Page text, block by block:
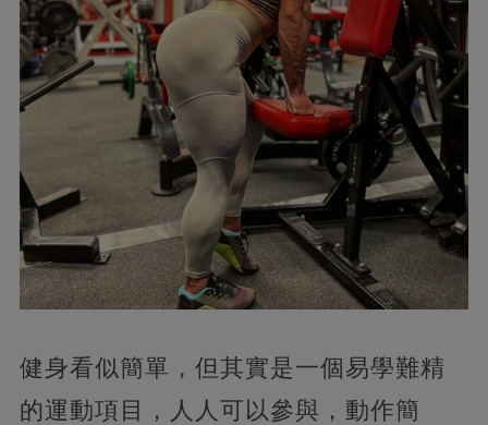
健身看似簡單，但其實是一個易學難精
的運動項目，人人可以參與，動作簡